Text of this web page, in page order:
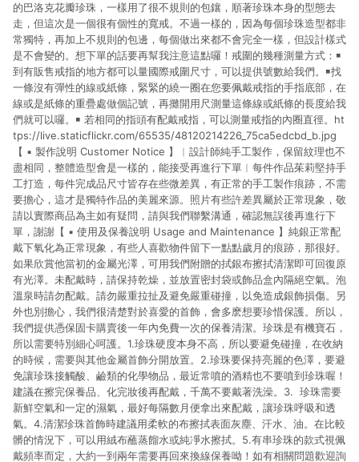
的巴洛克花瓣珍珠，一樣用了很不規則的包鑲，順著珍珠本身的型態去
走，但這次是一個很有個性的寬戒。不過一樣的，因為每個珍珠造型都非
常獨特，再加上不規則的包邊，每個做出來都不會完全一樣，但設計樣式
是不會變的。想下單的話要再幫我注意這點囉！戒圍的幾種測量方式：￭
到有販售戒指的地方都可以量國際戒圍尺寸，可以提供號數給我們。￭找
一條沒有彈性的線或紙條，緊緊的繞一圈在您要佩戴戒指的手指底部，在
線或是紙條的重疊處做個記號，再攤開用尺測量這條線或紙條的長度給我
們就可以囉。￭ 若相同的指頭有配戴戒指，可以測量戒指的內圈直徑。ht
tps://live.staticflickr.com/65535/48120214226_75ca5edcbd_b.jpg
【 ▪ 製作說明 Customer Notice 】︱設計師純手工製作，保留紋理也不
盡相同，整體造型會是一樣的，能接受再進行下單︱每件作品茱莉堅持手
工打造，每件完成品尺寸皆存在些微差異，有正常的手工製作痕跡，不需
要擔心，這才是獨特作品的美麗來源。照片有些許差異屬於正常現象，敬
請以實際商品為主如有疑問，請與我們聯繫溝通，確認無誤後再進行下
單，謝謝【 ▪ 使用及保養說明 Usage and Maintenance 】純銀正常配
戴下氧化為正常現象，有些人喜歡物件留下一點點歲月的痕跡，那很好。
如果欣賞他當初的金屬光澤，可用我們附贈的拭銀布擦拭清潔即可回復原
有光澤。未配戴時，請保持乾燥，並放置密封袋或飾品盒內隔絕空氣。泡
溫泉時請勿配戴。請勿嚴重拉扯及避免嚴重碰撞，以免造成銀飾損傷。另
外也別擔心，我們很清楚對於喜愛的首飾，會多麽想要珍惜保護。所以，
我們提供憑保固卡購賣後一年內免費一次的保養清潔。珍珠是有機寶石，
所以需要特別細心呵護。1.珍珠硬度本身不高，所以要避免碰撞，在收納
的時候，需要與其他金屬首飾分開放置。2.珍珠要保持亮麗的色澤，要避
免讓珍珠接觸酸、鹼類的化學物品，最近常噴的酒精也不要噴到珍珠喔！
建議在擦完保養品、化完妝後再配戴，千萬不要戴著洗澡。3. 珍珠需要
新鮮空氣和一定的濕氣，最好每隔數月便拿出來配戴，讓珍珠呼吸和透
氣。4.清潔珍珠首飾時建議用柔軟的布擦拭表面灰塵、汗水、油。在比較
髒的情況下，可以用絨布蘸蒸餾水或純凈水擦拭。5.有串珍珠的款式視佩
戴頻率而定，大約一到兩年需要再回來換線保養呦！如有相關問題歡迎詢